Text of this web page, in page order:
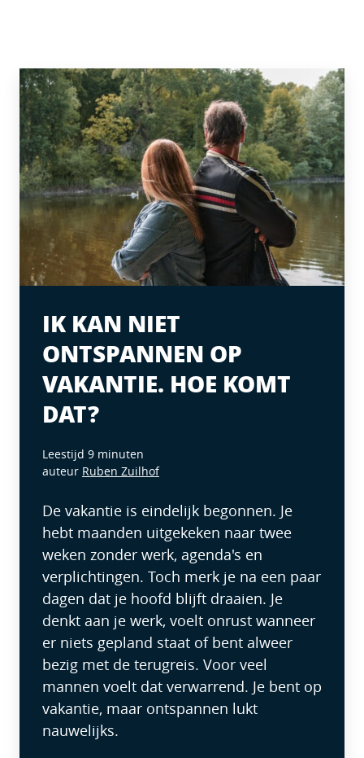
IK KAN NIET
ONTSPANNEN OP
VAKANTIE. HOE KOMT
DAT?
Leestijd 9 minuten
auteur Ruben Zuilhof
De vakantie is eindelijk begonnen. Je
hebt maanden uitgekeken naar twee
weken zonder werk, agenda's en
verplichtingen. Toch merk je na een paar
dagen dat je hoofd blijft draaien. Je
denkt aan je werk, voelt onrust wanneer
er niets gepland staat of bent alweer
bezig met de terugreis. Voor veel
mannen voelt dat verwarrend. Je bent op
vakantie, maar ontspannen lukt
nauwelijks.